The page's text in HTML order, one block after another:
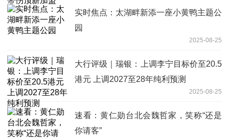
实时焦点：太湖畔新添一座小黄鸭主题公
园
2025-08-25
大行评级｜瑞银：上调李宁目标价至20.5
港元 上调2027至28年纯利预测
2025-08-25
速看：黄仁勋台北会魏哲家，笑称“还是
你请客”